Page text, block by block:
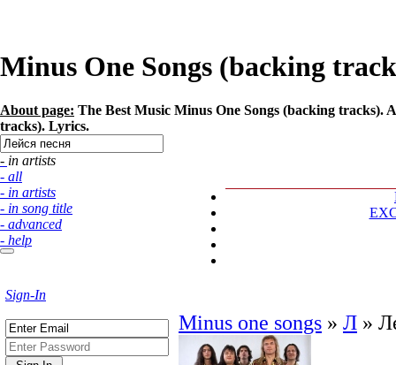
Minus One Songs (backing
About page: The Best Music Minus One Songs (backing tracks).
tracks). Lyrics.
- in artists
- all
- in artists
- in song title
- advanced
- help
Sign-In
Minus one songs » Л »